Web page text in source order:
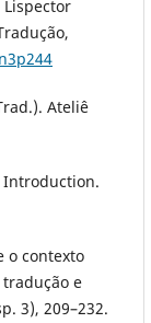
Lispector
Ateliê
Introduction.
o contexto
e
3), 209–232.